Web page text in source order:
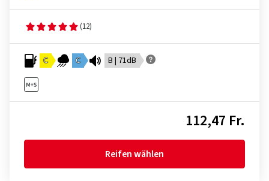
(12)
C C B | 71dB
112,47 Fr.
Reifen wählen